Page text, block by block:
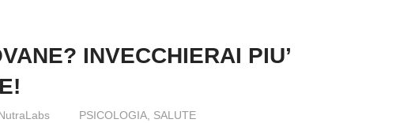
INVECCHIERAI PIU’
PSICOLOGIA, SALUTE